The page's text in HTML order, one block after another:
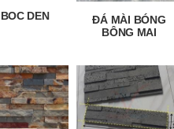
DEN
ĐÁ MÀI BÓNG
BÔNG MAI